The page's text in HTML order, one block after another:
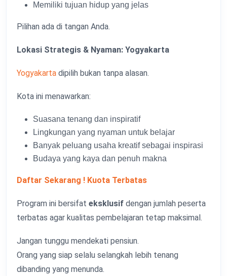
Memiliki tujuan hidup yang jelas
Pilihan ada di tangan Anda.
Lokasi Strategis & Nyaman: Yogyakarta
Yogyakarta dipilih bukan tanpa alasan.
Kota ini menawarkan:
Suasana tenang dan inspiratif
Lingkungan yang nyaman untuk belajar
Banyak peluang usaha kreatif sebagai inspirasi
Budaya yang kaya dan penuh makna
Daftar Sekarang ! Kuota Terbatas
Program ini bersifat eksklusif dengan jumlah peserta
terbatas agar kualitas pembelajaran tetap maksimal.
Jangan tunggu mendekati pensiun.
Orang yang siap selalu selangkah lebih tenang
dibanding yang menunda.